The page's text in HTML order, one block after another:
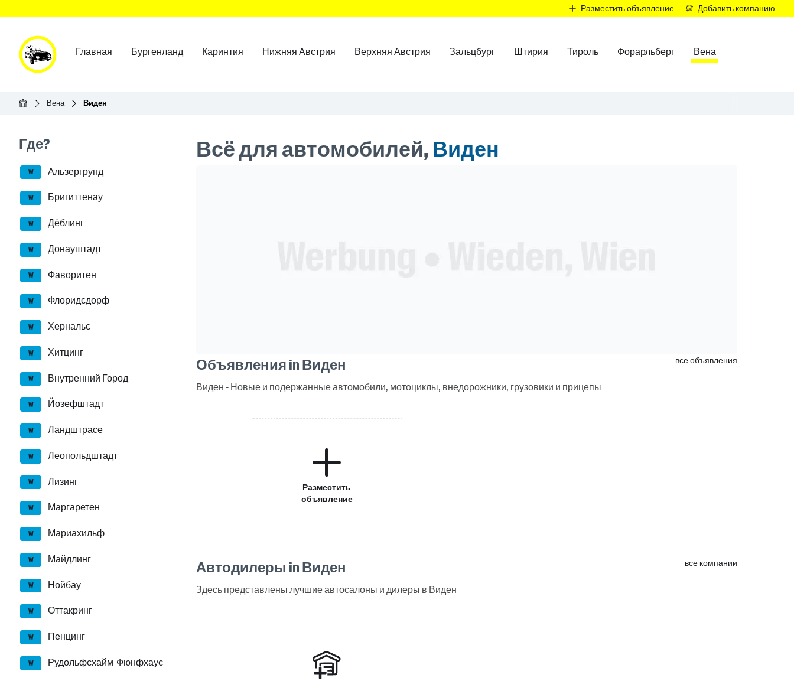
Разместить объявление Добавить компанию
Главная Бургенланд Каринтия Нижняя Австрия Верхняя Австрия Зальцбург Штирия Тироль Форарльберг Вена
ГлавнаяВена Виден
Seitenleisten-Navigation
Где?
W Альзергрунд
W Бригиттенау
W Дёблинг
W Донауштадт
W Фаворитен
W Флоридсдорф
W Хернальс
W Хитцинг
W Внутренний Город
W Йозефштадт
W Ландштрасе
W Леопольдштадт
W Лизинг
W Маргаретен
W Мариахильф
W Майдлинг
W Нойбау
W Оттакринг
W Пенцинг
W Рудольфсхайм-Фюнфхаус
Всё для автомобилей,Виден
Объявления in Виден
Виден - Новые и подержанные автомобили, мотоциклы, внедорожники, грузовики и прицепы
все объявления
Разместить
объявление
Автодилеры in Виден
Здесь представлены лучшие автосалоны и дилеры в Виден
все компании